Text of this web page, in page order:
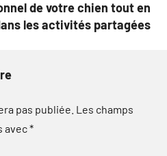
de votre chien tout en
les activités partagées
pas publiée. Les champs
avec*